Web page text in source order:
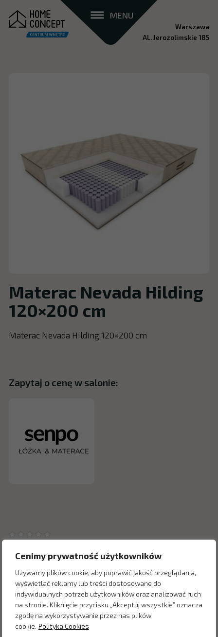
Cenimy prywatność użytkowników
Używamy plików cookie, aby poprawić jakość przeglądania,
wyświetlać reklamy lub treści dostosowane do
indywidualnych potrzeb użytkowników oraz analizować ruch
na stronie. Kliknięcie przycisku „Akceptuj wszystkie” oznacza
zgodę na wykorzystywanie przez nas plików
cookie. Polityka Cookies
MENU
Warszawa
AL. Jerozolimskie 185
Materac Nevada Hilding
120×200 cm
Materac Nevada Hilding 120×200 cm
Zapytaj o cenę w salonie:
Inne produkty z kategorii